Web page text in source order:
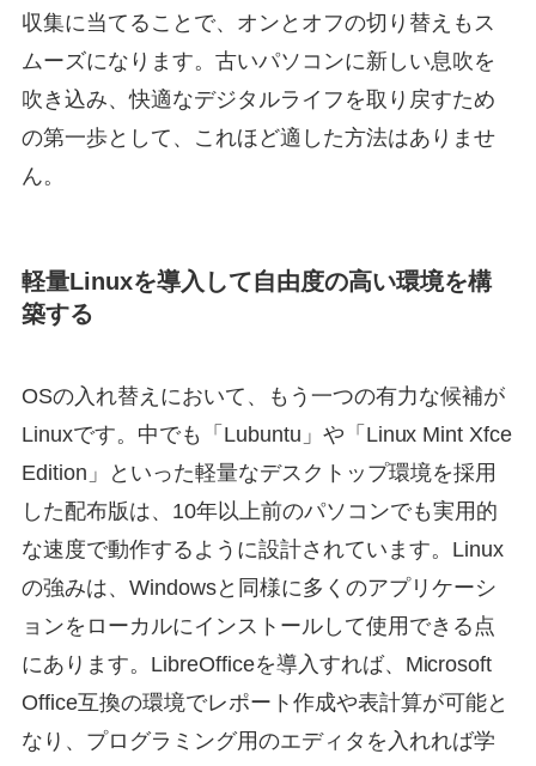
収集に当てることで、オンとオフの切り替えもス
ムーズになります。古いパソコンに新しい息吹を
吹き込み、快適なデジタルライフを取り戻すため
の第一歩として、これほど適した方法はありませ
ん。
軽量Linuxを導入して自由度の高い環境を構
築する
OSの入れ替えにおいて、もう一つの有力な候補が
Linuxです。中でも「Lubuntu」や「Linux Mint Xfce
Edition」といった軽量なデスクトップ環境を採用
した配布版は、10年以上前のパソコンでも実用的
な速度で動作するように設計されています。Linux
の強みは、Windowsと同様に多くのアプリケーシ
ョンをローカルにインストールして使用できる点
にあります。LibreOfficeを導入すれば、Microsoft
Office互換の環境でレポート作成や表計算が可能と
なり、プログラミング用のエディタを入れれば学